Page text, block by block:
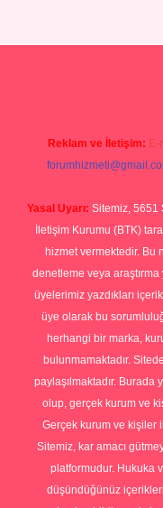
Reklam ve İletişim: E-
Yasal Uyarı: Sitemiz, 5651
İletişim Kurumu (BTK)
hizmet vermektedir. Bu
denetleme veya
üyelerimiz yazdıkları
üye olarak bu
herhangi bir marka,
bulunmamaktadır.
paylaşılmaktadır.
olup, gerçek kurum ve
Gerçek kurum ve kişiler
Sitemiz, kar amacı
platformudur. Hukuka
düşündüğünüz